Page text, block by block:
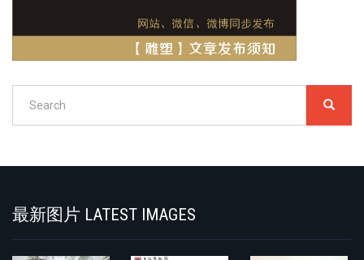
最新图片 LATEST IMAGES